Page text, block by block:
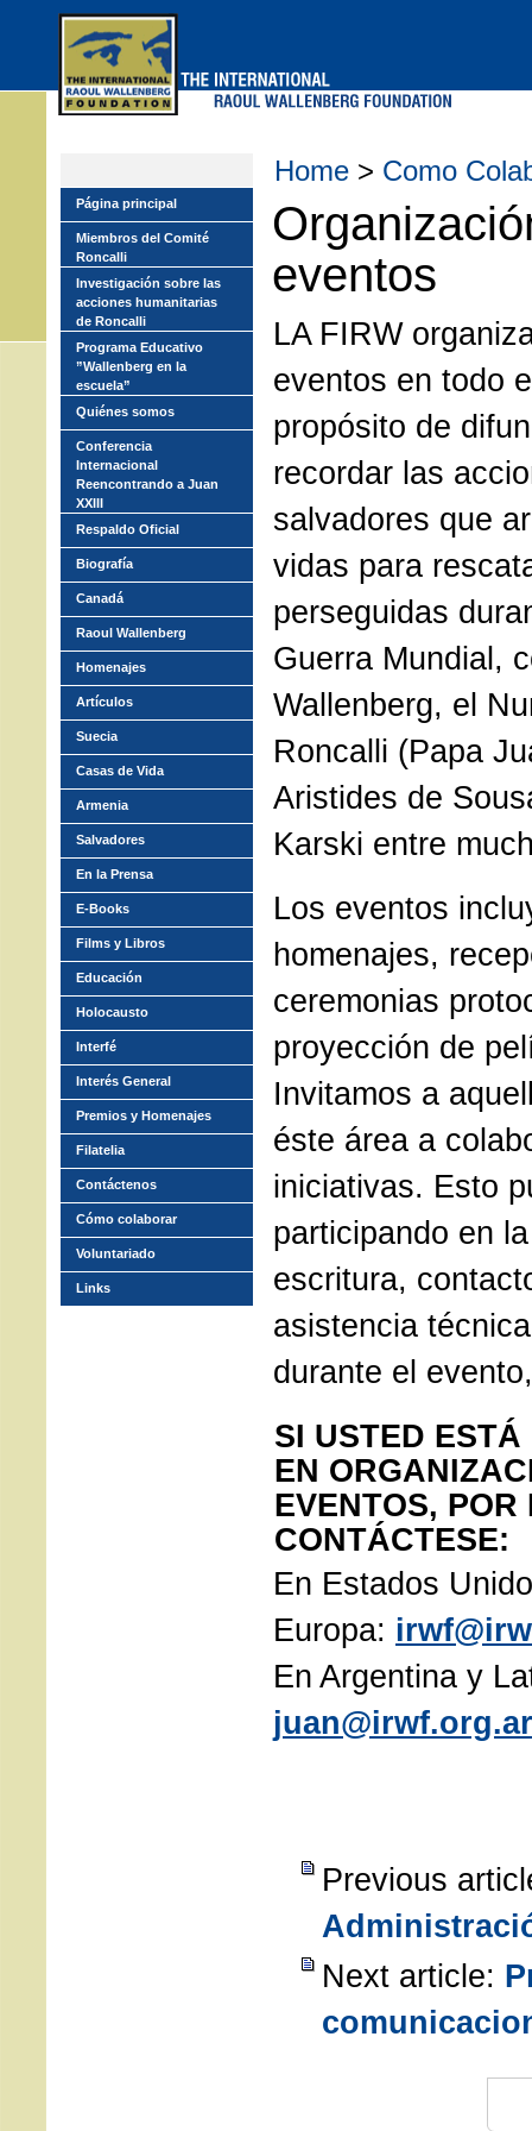
Home > Como
eventos
LA FIRW
eventos en todo
propósito de
recordar las
salvadores que
vidas para
perseguidas
Guerra Mundial,
Wallenberg, el
Roncalli (Papa
Aristides de
Karski entre
Los eventos
homenajes,
ceremonias
proyección de
Invitamos a
éste área a
iniciativas. Esto
participando en
escritura,
asistencia
durante el
SI USTED
EN
EVENTOS, POR
CONTÁCTESE:
En Estados
Europa:
En Argentina y
juan@irwf.org.ar
Previous
Next article:
Página principal
Miembros del Comité
Roncalli
Investigación sobre las
acciones humanitarias
de Roncalli
Programa Educativo
”Wallenberg en la
escuela”
Quiénes somos
Conferencia
Internacional
Reencontrando a Juan
XXIII
Respaldo Oficial
Biografía
Canadá
Raoul Wallenberg
Homenajes
Artículos
Suecia
Casas de Vida
Armenia
Salvadores
En la Prensa
E-Books
Films y Libros
Educación
Holocausto
Interfé
Interés General
Premios y Homenajes
Filatelia
Contáctenos
Cómo colaborar
Voluntariado
Links